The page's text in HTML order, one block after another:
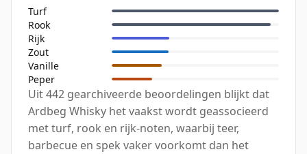
Turf
Rook
Rijk
Zout
Vanille
Peper
Uit 442 gearchiveerde beoordelingen blijkt dat
Ardbeg Whisky het vaakst wordt geassocieerd
met turf, rook en rijk-noten, waarbij teer,
barbecue en spek vaker voorkomt dan het